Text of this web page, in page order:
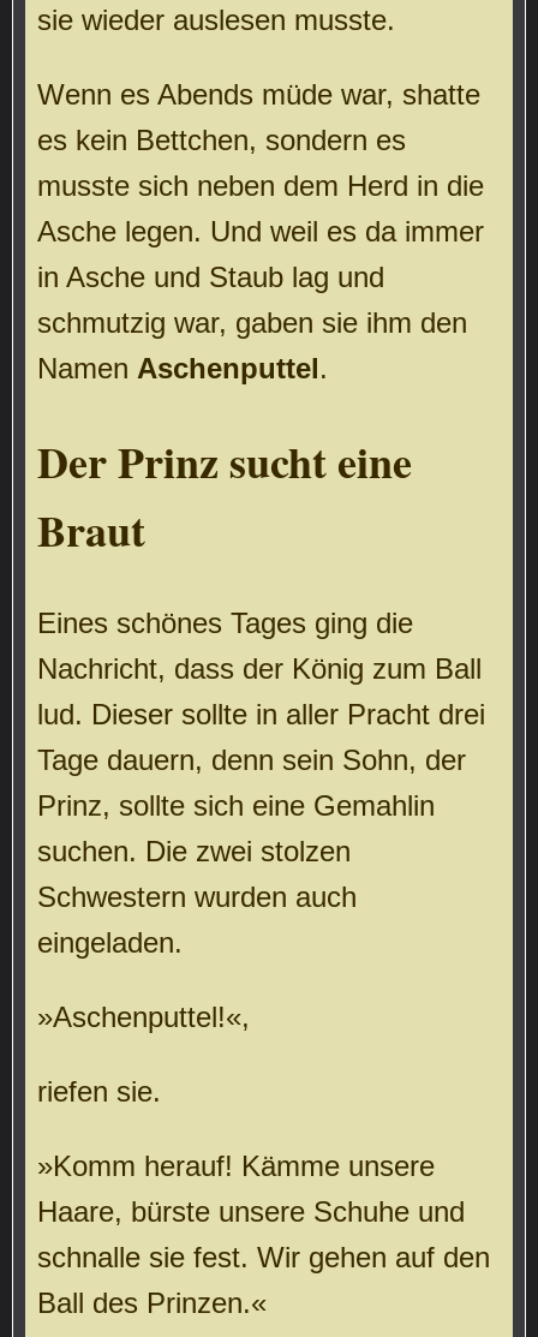
sie wieder auslesen musste.
Wenn es Abends müde war, shatte
es kein Bettchen, sondern es
musste sich neben dem Herd in die
Asche legen. Und weil es da immer
in Asche und Staub lag und
schmutzig war, gaben sie ihm den
NamenAschenputtel.
Der Prinz sucht eine
Braut
Eines schönes Tages ging die
Nachricht, dass der König zum Ball
lud. Dieser sollte in aller Pracht drei
Tage dauern, denn sein Sohn, der
Prinz, sollte sich eine Gemahlin
suchen. Die zwei stolzen
Schwestern wurden auch
eingeladen.
»Aschenputtel!«,
riefen sie.
»Komm herauf! Kämme unsere
Haare, bürste unsere Schuhe und
schnalle sie fest. Wir gehen auf den
Ball des Prinzen.«